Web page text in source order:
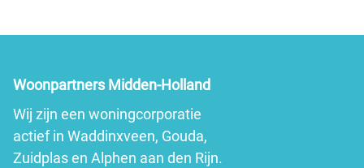
Woonpartners Midden-Holland
Wij zijn een woningcorporatie
actief in Waddinxveen, Gouda,
Zuidplas en Alphen aan den Rijn.